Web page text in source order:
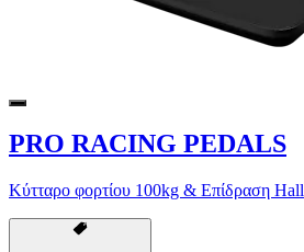
PRO RACING PEDALS
Κύτταρο φορτίου 100kg & Επίδραση Hall